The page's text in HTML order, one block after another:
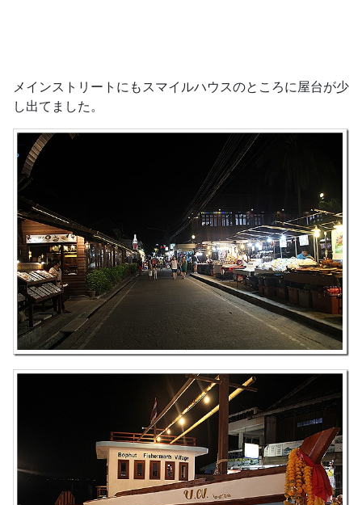
メインストリートにもスマイルハウスのところに屋台が少
し出てました。